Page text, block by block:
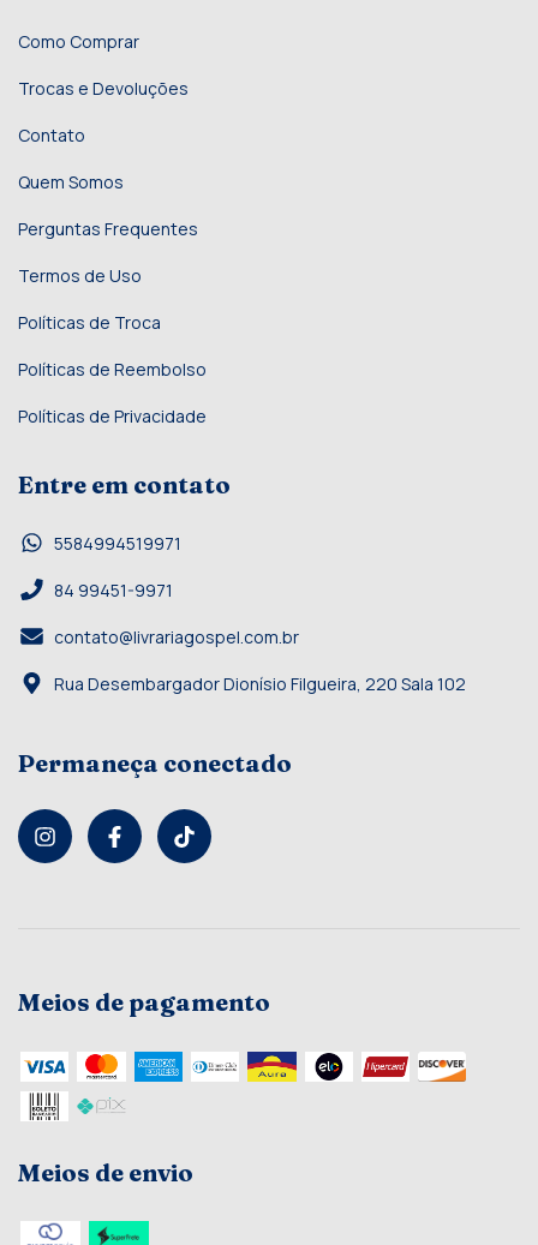
Como Comprar
Trocas e Devoluções
Contato
Quem Somos
Perguntas Frequentes
Termos de Uso
Políticas de Troca
Políticas de Reembolso
Políticas de Privacidade
Entre em contato
5584994519971
84 99451-9971
contato@livrariagospel.com.br
Rua Desembargador Dionísio Filgueira, 220 Sala 102
Permaneça conectado
Meios de pagamento
Meios de envio